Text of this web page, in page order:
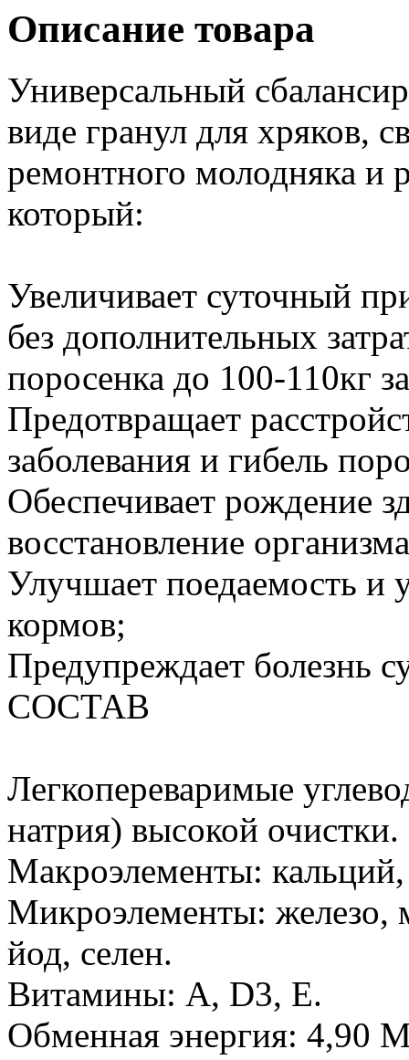
Описание товара
Универсальный
виде гранул для хряков,
ремонтного молодняка и
который:
Увеличивает суточный
без дополнительных
поросенка до 100-110кг
Предотвращает
заболевания и гибель
Обеспечивает рождение
восстановление
Улучшает поедаемость и
кормов;
Предупреждает болезнь
СОСТАВ
Легкопереваримые
натрия) высокой очистки.
Макроэлементы:
Микроэлементы: железо,
йод, селен.
Витамины: A, D3, E.
Обменная энергия: 4,90